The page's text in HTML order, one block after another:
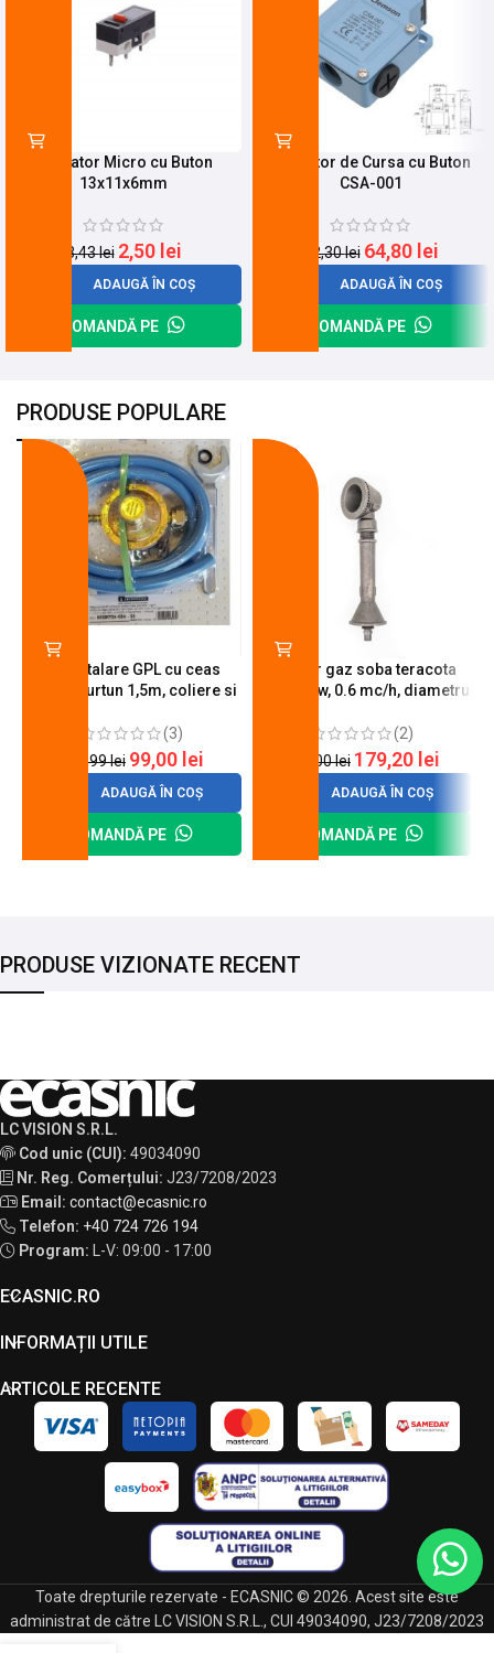
Limitator Micro cu Buton
13x11x6mm
3,43lei 2,50 lei
ADAUGĂ ÎN COȘ
COMANDĂ PE
Limitator de Cursa cu Buton
CSA-001
82,30lei 64,80 lei
ADAUGĂ ÎN COȘ
COMANDĂ PE
PRODUSE POPULARE
Kit instalare GPL cu ceas
butelie, furtun 1,5m, coliere si
(3)
120,99lei 99,00 lei
ADAUGĂ ÎN COȘ
COMANDĂ PE
Arzator gaz soba teracota
A600, 6 kw, 0.6 mc/h, diametru
(2)
200,00lei 179,20 lei
ADAUGĂ ÎN COȘ
COMANDĂ PE
PRODUSE VIZIONATE RECENT
LC VISION S.R.L.
Cod unic (CUI): 49034090
Nr. Reg. Comerțului: J23/7208/2023
Email: contact@ecasnic.ro
Telefon: +40 724 726 194
Program:
L-V: 09:00 - 17:00
ECASNIC.RO
INFORMAȚII UTILE
ARTICOLE RECENTE
Toate drepturile rezervate - ECASNIC © 2026. Acest site este
administrat de către LC VISION S.R.L., CUI 49034090, J23/7208/2023